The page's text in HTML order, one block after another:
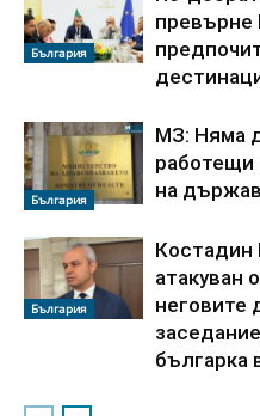
България
превърне
България
МЗ: Няма
работещи
на
България
Костадин
атакуван
неговите
българка